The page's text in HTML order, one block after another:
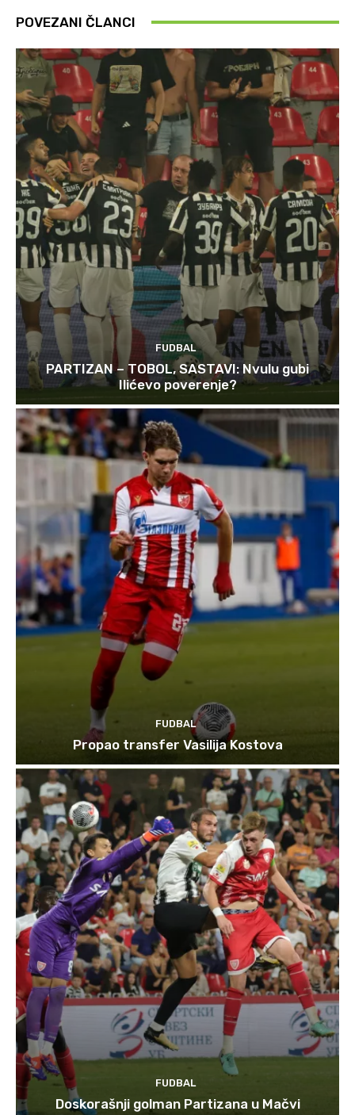
POVEZANI ČLANCI
FUDBAL
PARTIZAN – TOBOL, SASTAVI: Nvulu gubi
Ilićevo poverenje?
FUDBAL
Propao transfer Vasilija Kostova
FUDBAL
Doskorašnji golman Partizana u Mačvi